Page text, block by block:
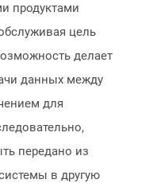
продуктами
цель
делает
данных между
для
передано из
в другую